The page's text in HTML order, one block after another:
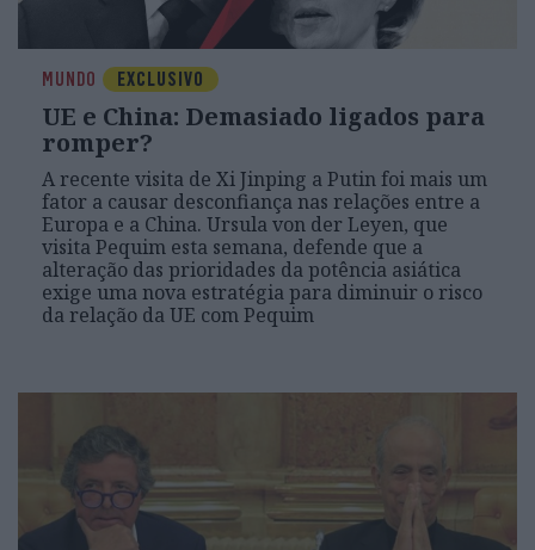
MUNDO EXCLUSIVO
UE e China: Demasiado ligados para
romper?
A recente visita de Xi Jinping a Putin foi mais um
fator a causar desconfiança nas relações entre a
Europa e a China. Ursula von der Leyen, que
visita Pequim esta semana, defende que a
alteração das prioridades da potência asiática
exige uma nova estratégia para diminuir o risco
da relação da UE com Pequim